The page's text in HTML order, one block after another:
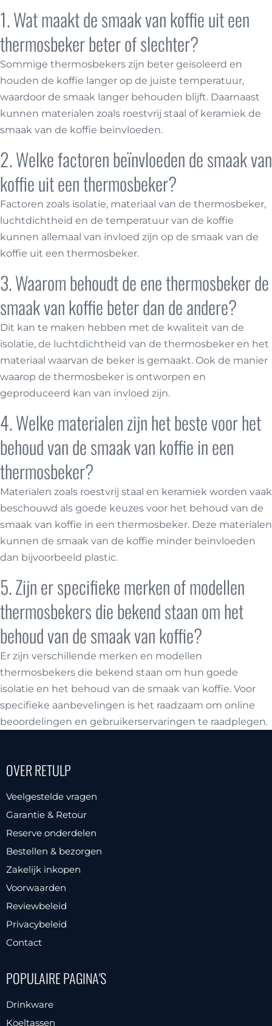
1. Wat maakt de smaak van koffie uit een
thermosbeker beter of slechter?
Sommige thermosbekers zijn beter geïsoleerd en
houden de koffie langer op de juiste temperatuur,
waardoor de smaak langer behouden blijft. Daarnaast
kunnen materialen zoals roestvrij staal of keramiek de
smaak van de koffie beïnvloeden.
2. Welke factoren beïnvloeden de smaak van
koffie uit een thermosbeker?
Factoren zoals isolatie, materiaal van de thermosbeker,
luchtdichtheid en de temperatuur van de koffie
kunnen allemaal van invloed zijn op de smaak van de
koffie uit een thermosbeker.
3. Waarom behoudt de ene thermosbeker de
smaak van koffie beter dan de andere?
Dit kan te maken hebben met de kwaliteit van de
isolatie, de luchtdichtheid van de thermosbeker en het
materiaal waarvan de beker is gemaakt. Ook de manier
waarop de thermosbeker is ontworpen en
geproduceerd kan van invloed zijn.
4. Welke materialen zijn het beste voor het
behoud van de smaak van koffie in een
thermosbeker?
Materialen zoals roestvrij staal en keramiek worden vaak
beschouwd als goede keuzes voor het behoud van de
smaak van koffie in een thermosbeker. Deze materialen
kunnen de smaak van de koffie minder beïnvloeden
dan bijvoorbeeld plastic.
5. Zijn er specifieke merken of modellen
thermosbekers die bekend staan om het
behoud van de smaak van koffie?
Er zijn verschillende merken en modellen
thermosbekers die bekend staan om hun goede
isolatie en het behoud van de smaak van koffie. Voor
specifieke aanbevelingen is het raadzaam om online
beoordelingen en gebruikerservaringen te raadplegen.
OVER RETULP
Veelgestelde vragen
Garantie & Retour
Reserve onderdelen
Bestellen & bezorgen
Zakelijk inkopen
Voorwaarden
Reviewbeleid
Privacybeleid
Contact
POPULAIRE PAGINA'S
Drinkware
Koeltassen